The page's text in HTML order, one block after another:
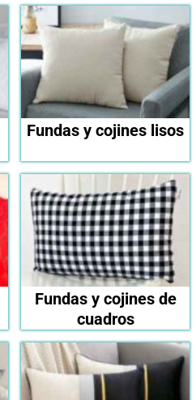
Fundas y cojines lisos
Fundas y cojines de
cuadros